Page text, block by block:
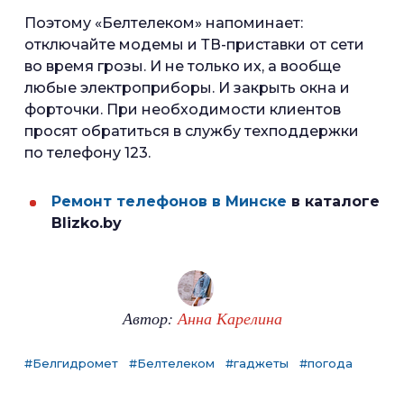
Поэтому «Белтелеком» напоминает:
отключайте модемы и ТВ-приставки от сети
во время грозы. И не только их, а вообще
любые электроприборы. И закрыть окна и
форточки. При необходимости клиентов
просят обратиться в службу техподдержки
по телефону 123.
Ремонт телефонов в Минске в каталоге
Blizko.by
Автор:Анна Карелина
#Белгидромет #Белтелеком #гаджеты #погода